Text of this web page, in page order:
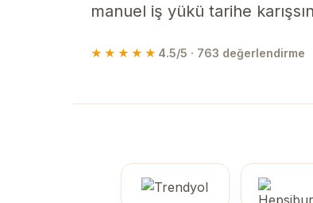
manuel iş yükü tarihe
★★★★★ 4.5/5 · 763 değerlendirme